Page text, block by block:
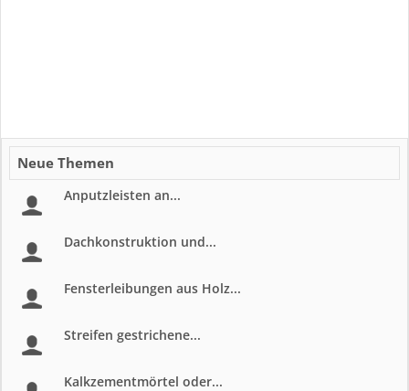
Neue Themen
Anputzleisten an...
Dachkonstruktion und...
Fensterleibungen aus Holz...
Streifen gestrichene...
Kalkzementmörtel oder...